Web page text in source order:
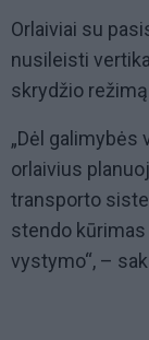
Orlaiviai su
nusileisti
skrydžio
„Dėl galimybės
orlaivius
transporto
stendo
vystymo“, –